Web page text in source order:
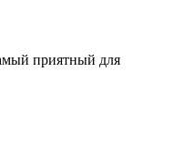
приятный для